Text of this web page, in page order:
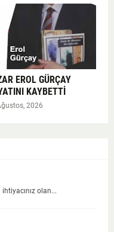
EROL GÜRÇAY
KAYBETTİ
2026
olan...